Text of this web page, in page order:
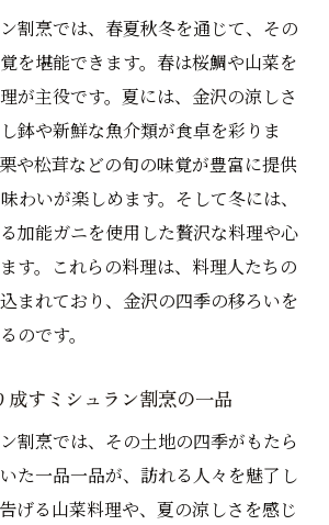
割烹では、春夏秋冬を通じて、その
を堪能できます。春は桜鯛や山菜を
が主役です。夏には、金沢の涼しさ
鉢や新鮮な魚介類が食卓を彩りま
や松茸などの旬の味覚が豊富に提供
わいが楽しめます。そして冬には、
加能ガニを使用した贅沢な料理や心
す。これらの料理は、料理人たちの
まれており、金沢の四季の移ろいを
のです。
成すミシュラン割烹の一品
割烹では、その土地の四季がもたら
た一品一品が、訪れる人々を魅了し
げる山菜料理や、夏の涼しさを感じ